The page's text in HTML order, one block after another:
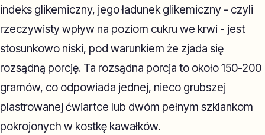
indeks glikemiczny, jego ładunek glikemiczny - czyli
rzeczywisty wpływ na poziom cukru we krwi - jest
stosunkowo niski, pod warunkiem że zjada się
rozsądną porcję. Ta rozsądna porcja to około 150-200
gramów, co odpowiada jednej, nieco grubszej
plastrowanej ćwiartce lub dwóm pełnym szklankom
pokrojonych w kostkę kawałków.